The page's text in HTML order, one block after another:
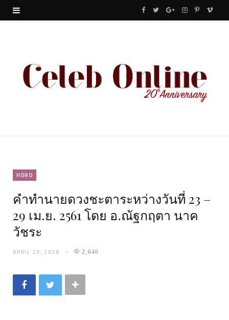
F
e
b
T
t
G
g
l
I
t
a
P
t
e
V
HORO
คำทำนายดวงชะตาระหว่างวันที่ 23 –
29 เม.ย. 2561 โดย อ.ณัฐกฤตา นาค
วัชระ
APRIL 23, 2018 2,646